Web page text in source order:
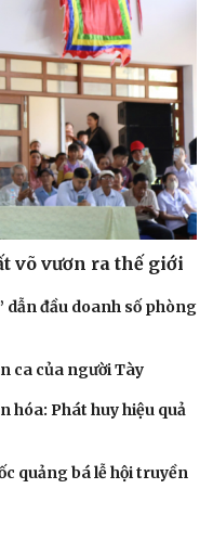
võ vươn ra thế giới
dẫn đầu doanh số phòng
ca của người Tày
hóa: Phát huy hiệu quả
quảng bá lễ hội truyền